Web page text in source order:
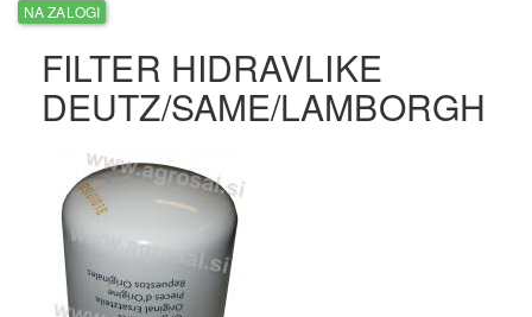
NA ZALOGI
FILTER HIDRAVLIKE
DEUTZ/SAME/LAMBORGH